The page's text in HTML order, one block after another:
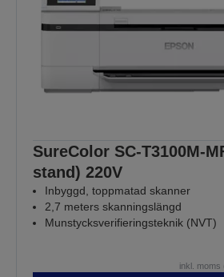
SureColor SC-T3100M-
stand) 220V
Inbyggd, toppmatad skanner
2,7 meters skanningslängd
Munstycksverifieringsteknik (NVT)
inkl. moms